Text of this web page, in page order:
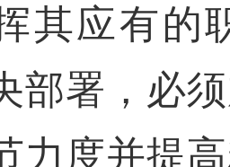
其应有的
部署，必
力度并提